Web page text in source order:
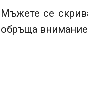
Мъжете се
обръща